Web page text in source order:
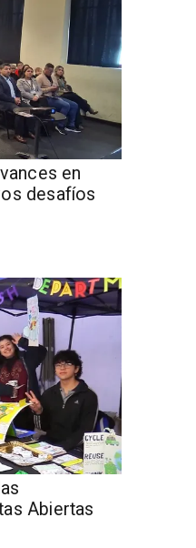
en
desafíos
Abiertas